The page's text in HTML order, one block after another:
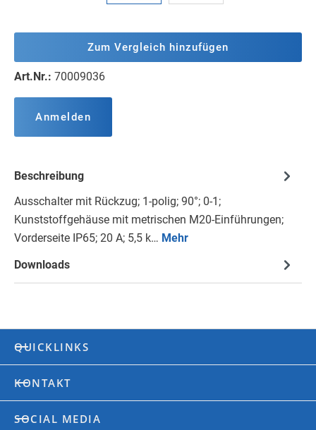
Zum Vergleich hinzufügen
Art.Nr.: 70009036
Anmelden
Beschreibung
Ausschalter mit Rückzug; 1-polig; 90°; 0-1;
Kunststoffgehäuse mit metrischen M20-Einführungen;
Vorderseite IP65; 20 A; 5,5 k… Mehr
Downloads
QUICKLINKS
KONTAKT
SOCIAL MEDIA